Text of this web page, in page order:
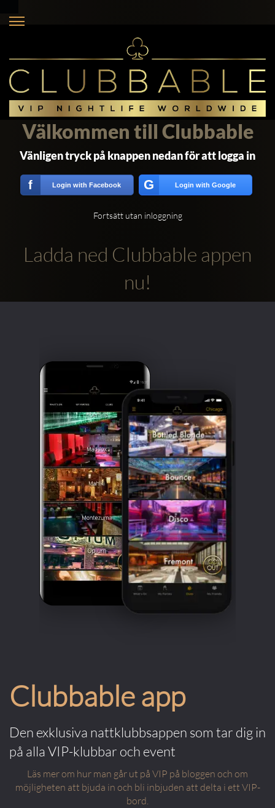
Clubbable
sociala
konton
Välkommen till Clubbable
Vänligen tryck på knappen nedan för att logga in
f Login with Facebook G Login with Google
Fortsätt utan inloggning
Ladda ned Clubbable appen
nu!
Clubbable app
Den exklusiva nattklubbsappen som tar dig in
på alla VIP-klubbar och event
Läs mer om hur man går ut på VIP på bloggen och om
möjligheten att bjuda in och bli inbjuden att delta i ett VIP-
bord.